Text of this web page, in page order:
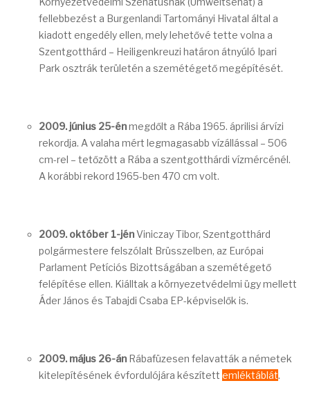
fellebbezést a Burgenlandi Tartományi Hivatal által a
kiadott engedély ellen, mely lehetővé tette volna a
Szentgotthárd – Heiligenkreuzi határon átnyúló Ipari
Park osztrák területén a szemétégető megépítését.
2009. június 25-énmegdőlt a Rába 1965. áprilisi árvízi
rekordja. A valaha mért legmagasabb vízállással – 506
cm-rel – tetőzött a Rába a szentgotthárdi vízmércénél.
A korábbi rekord 1965-ben 470 cm volt.
2009. október 1-jénViniczay Tibor, Szentgotthárd
polgármestere felszólalt Brüsszelben, az Európai
Parlament Petíciós Bizottságában a szemétégető
felépítése ellen. Kiálltak a környezetvédelmi ügy mellett
Áder János és Tabajdi Csaba EP-képviselők is.
2009. május 26-án Rábafüzesen felavatták a németek
kitelepítésének évfordulójára készített emléktáblát.